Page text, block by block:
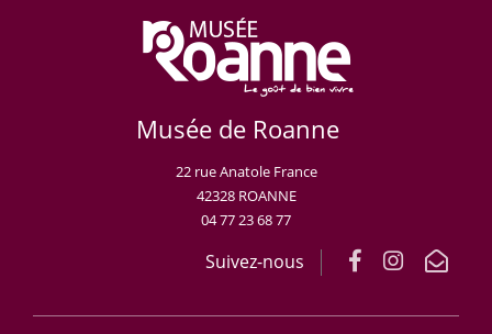
Musée de Roanne
22 rue Anatole France
42328 ROANNE
04 77 23 68 77
Suivez-nous